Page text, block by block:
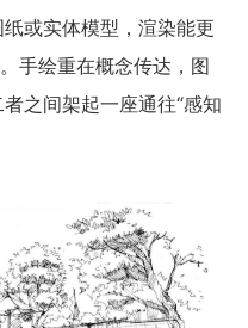
或实体模型，渲染能更
手绘重在概念传达，图
之间架起一座通往“感知